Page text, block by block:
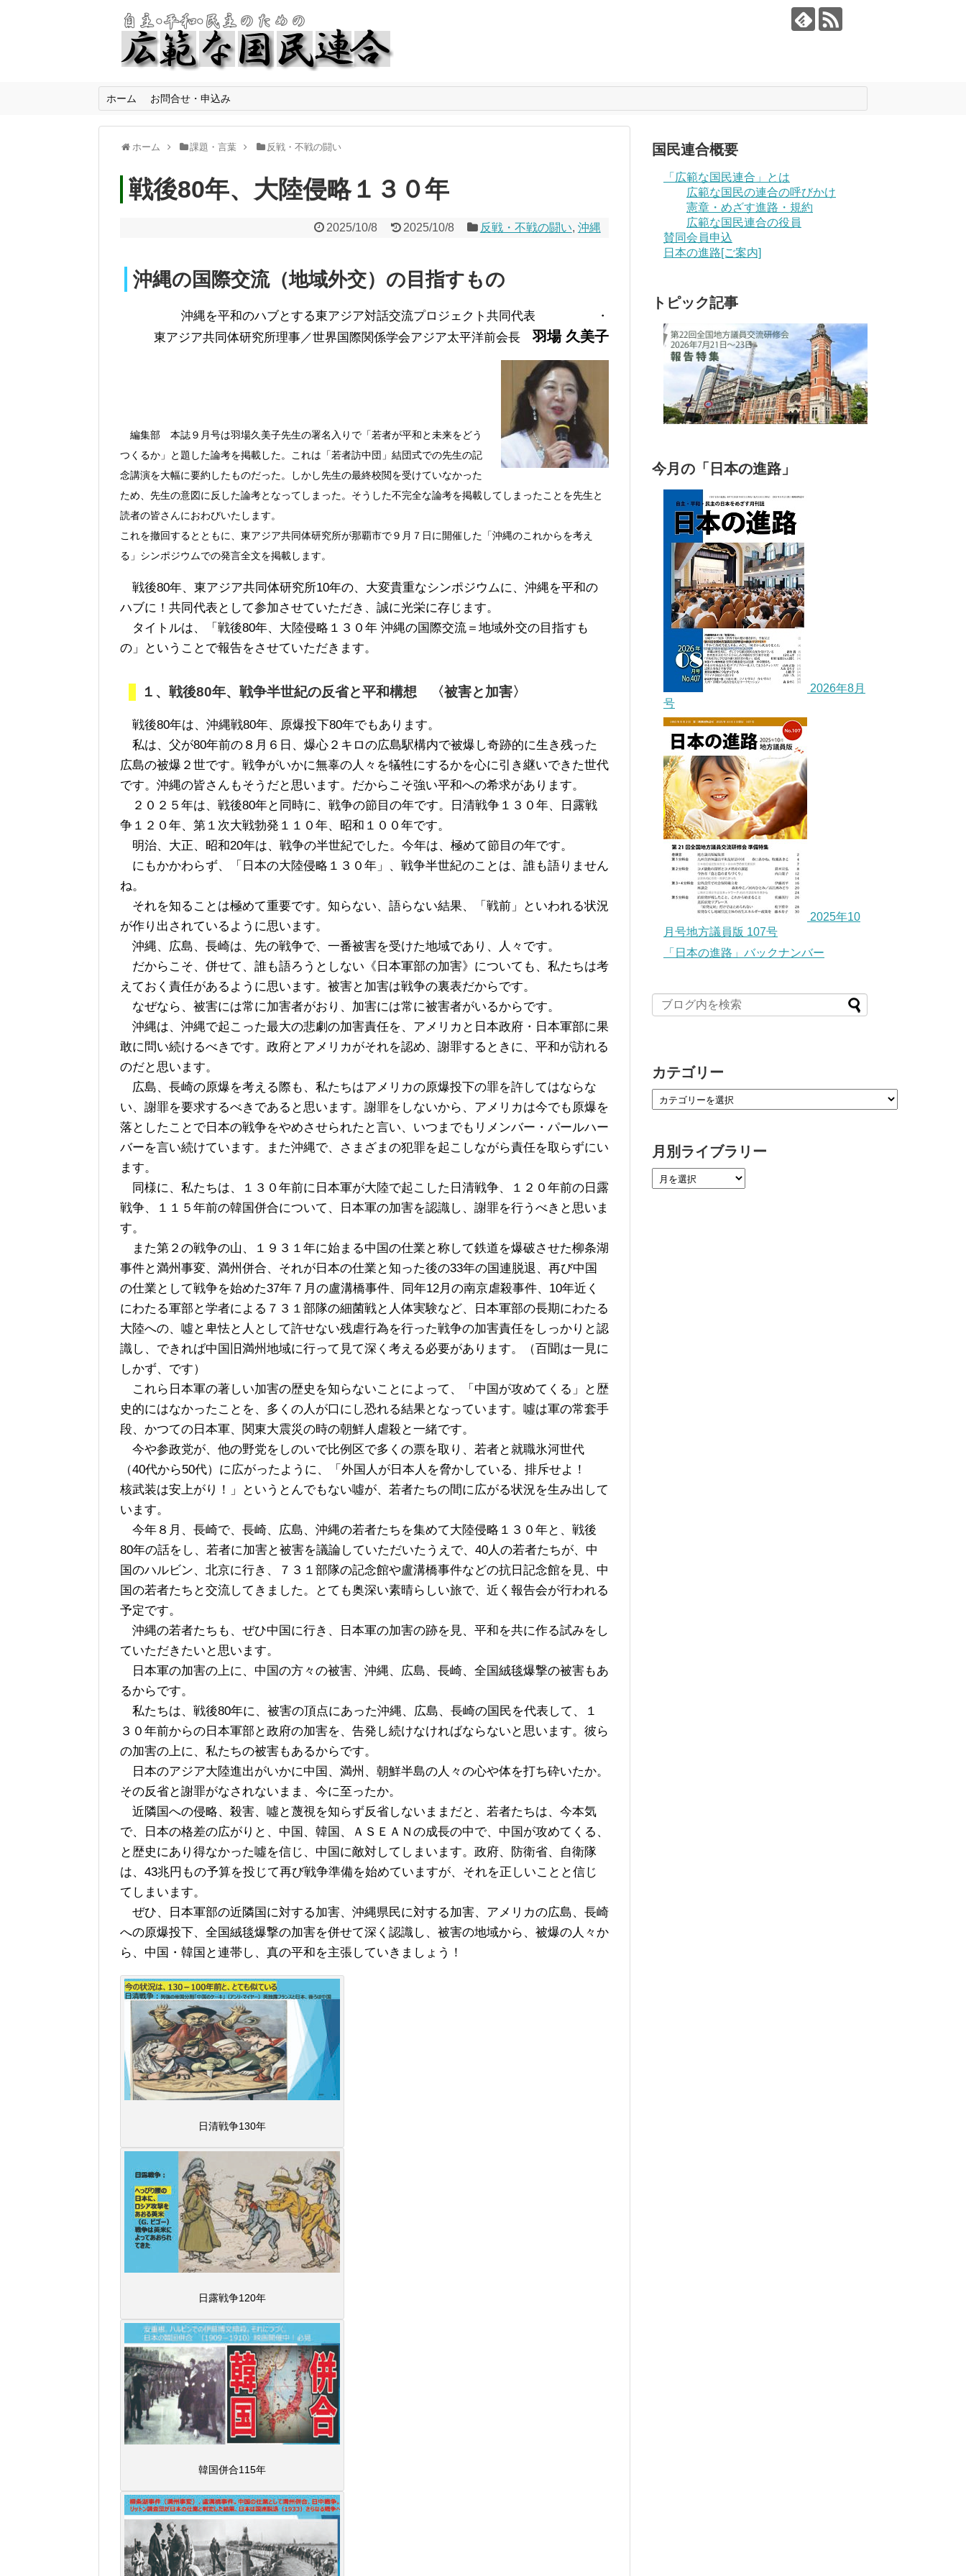
ホーム お問合せ・申込み
ホーム 課題・言葉 反戦・不戦の闘い
戦後80年、大陸侵略１３０年
2025/10/8 2025/10/8 反戦・不戦の闘い, 沖縄
沖縄の国際交流（地域外交）の目指すもの
沖縄を平和のハブとする東アジア対話交流プロジェクト共同代表 ・
東アジア共同体研究所理事／世界国際関係学会アジア太平洋前会長羽場 久美子
編集部 本誌９月号は羽場久美子先生の署名入りで「若者が平和と未来をどう
つくるか」と題した論考を掲載した。これは「若者訪中団」結団式での先生の記
念講演を大幅に要約したものだった。しかし先生の最終校閲を受けていなかった
ため、先生の意図に反した論考となってしまった。そうした不完全な論考を掲載してしまったことを先生と
読者の皆さんにおわびいたします。
これを撤回するとともに、東アジア共同体研究所が那覇市で９月７日に開催した「沖縄のこれからを考え
る」シンポジウムでの発言全文を掲載します。
戦後80年、東アジア共同体研究所10年の、大変貴重なシンポジウムに、沖縄を平和の
ハブに！共同代表として参加させていただき、誠に光栄に存じます。
タイトルは、「戦後80年、大陸侵略１３０年 沖縄の国際交流＝地域外交の目指すも
の」ということで報告をさせていただきます。
１、戦後80年、戦争半世紀の反省と平和構想 〈被害と加害〉
戦後80年は、沖縄戦80年、原爆投下80年でもあります。
私は、父が80年前の８月６日、爆心２キロの広島駅構内で被爆し奇跡的に生き残った
広島の被爆２世です。戦争がいかに無辜の人々を犠牲にするかを心に引き継いできた世代
です。沖縄の皆さんもそうだと思います。だからこそ強い平和への希求があります。
２０２５年は、戦後80年と同時に、戦争の節目の年です。日清戦争１３０年、日露戦
争１２０年、第１次大戦勃発１１０年、昭和１００年です。
明治、大正、昭和20年は、戦争の半世紀でした。今年は、極めて節目の年です。
にもかかわらず、「日本の大陸侵略１３０年」、戦争半世紀のことは、誰も語りません
ね。
それを知ることは極めて重要です。知らない、語らない結果、「戦前」といわれる状況
が作り出されているように思います。
沖縄、広島、長崎は、先の戦争で、一番被害を受けた地域であり、人々です。
だからこそ、併せて、誰も語ろうとしない《日本軍部の加害》についても、私たちは考
えておく責任があるように思います。被害と加害は戦争の裏表だからです。
なぜなら、被害には常に加害者がおり、加害には常に被害者がいるからです。
沖縄は、沖縄で起こった最大の悲劇の加害責任を、アメリカと日本政府・日本軍部に果
敢に問い続けるべきです。政府とアメリカがそれを認め、謝罪するときに、平和が訪れる
のだと思います。
広島、長崎の原爆を考える際も、私たちはアメリカの原爆投下の罪を許してはならな
い、謝罪を要求するべきであると思います。謝罪をしないから、アメリカは今でも原爆を
落としたことで日本の戦争をやめさせられたと言い、いつまでもリメンバー・パールハー
バーを言い続けています。また沖縄で、さまざまの犯罪を起こしながら責任を取らずにい
ます。
同様に、私たちは、１３０年前に日本軍が大陸で起こした日清戦争、１２０年前の日露
戦争、１１５年前の韓国併合について、日本軍の加害を認識し、謝罪を行うべきと思いま
す。
また第２の戦争の山、１９３１年に始まる中国の仕業と称して鉄道を爆破させた柳条湖
事件と満州事変、満州併合、それが日本の仕業と知った後の33年の国連脱退、再び中国
の仕業として戦争を始めた37年７月の盧溝橋事件、同年12月の南京虐殺事件、10年近く
にわたる軍部と学者による７３１部隊の細菌戦と人体実験など、日本軍部の長期にわたる
大陸への、噓と卑怯と人として許せない残虐行為を行った戦争の加害責任をしっかりと認
識し、できれば中国旧満州地域に行って見て深く考える必要があります。（百聞は一見に
しかず、です）
これら日本軍の著しい加害の歴史を知らないことによって、「中国が攻めてくる」と歴
史的にはなかったことを、多くの人が口にし恐れる結果となっています。噓は軍の常套手
段、かつての日本軍、関東大震災の時の朝鮮人虐殺と一緒です。
今や参政党が、他の野党をしのいで比例区で多くの票を取り、若者と就職氷河世代
（40代から50代）に広がったように、「外国人が日本人を脅かしている、排斥せよ！
核武装は安上がり！」というとんでもない噓が、若者たちの間に広がる状況を生み出して
います。
今年８月、長崎で、長崎、広島、沖縄の若者たちを集めて大陸侵略１３０年と、戦後
80年の話をし、若者に加害と被害を議論していただいたうえで、40人の若者たちが、中
国のハルビン、北京に行き、７３１部隊の記念館や盧溝橋事件などの抗日記念館を見、中
国の若者たちと交流してきました。とても奥深い素晴らしい旅で、近く報告会が行われる
予定です。
沖縄の若者たちも、ぜひ中国に行き、日本軍の加害の跡を見、平和を共に作る試みをし
ていただきたいと思います。
日本軍の加害の上に、中国の方々の被害、沖縄、広島、長崎、全国絨毯爆撃の被害もあ
るからです。
私たちは、戦後80年に、被害の頂点にあった沖縄、広島、長崎の国民を代表して、１
３０年前からの日本軍部と政府の加害を、告発し続けなければならないと思います。彼ら
の加害の上に、私たちの被害もあるからです。
日本のアジア大陸進出がいかに中国、満州、朝鮮半島の人々の心や体を打ち砕いたか。
その反省と謝罪がなされないまま、今に至ったか。
近隣国への侵略、殺害、噓と蔑視を知らず反省しないままだと、若者たちは、今本気
で、日本の格差の広がりと、中国、韓国、ＡＳＥＡＮの成長の中で、中国が攻めてくる、
と歴史にあり得なかった噓を信じ、中国に敵対してしまいます。政府、防衛省、自衛隊
は、43兆円もの予算を投じて再び戦争準備を始めていますが、それを正しいことと信じ
てしまいます。
ぜひ、日本軍部の近隣国に対する加害、沖縄県民に対する加害、アメリカの広島、長崎
への原爆投下、全国絨毯爆撃の加害を併せて深く認識し、被害の地域から、被爆の人々か
ら、中国・韓国と連帯し、真の平和を主張していきましょう！
日清戦争130年
日露戦争120年
韓国併合115年
国民連合概要
「広範な国民連合」とは
広範な国民の連合の呼びかけ
憲章・めざす進路・規約
広範な国民連合の役員
賛同会員申込
日本の進路[ご案内]
トピック記事
今月の「日本の進路」
2026年8月
号
2025年10
月号地方議員版 107号
「日本の進路」バックナンバー
カテゴリー
月別ライブラリー